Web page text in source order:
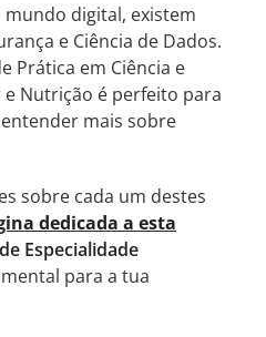
mundo digital, existem
e Ciência de Dados.
Prática em Ciência e
Nutrição é perfeito para
mais sobre
sobre cada um destes
dedicada a esta
Especialidade
para a tua